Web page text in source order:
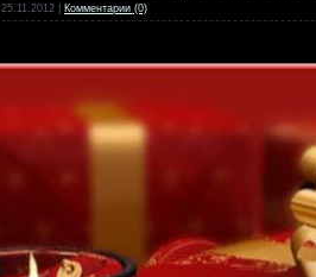
25.11.2012 Комментарии (0)